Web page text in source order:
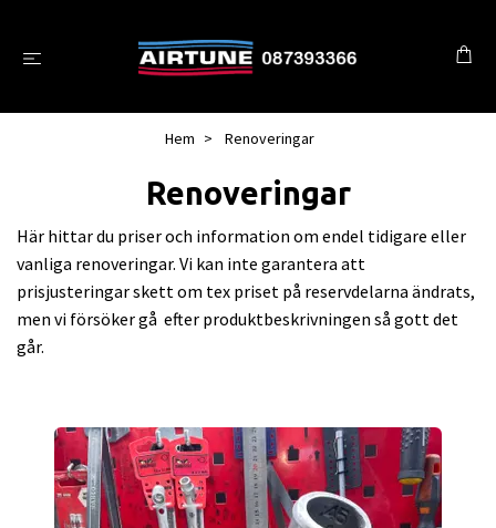
Hem Renoveringar
Renoveringar
Här hittar du priser och information om endel tidigare eller
vanliga renoveringar. Vi kan inte garantera att
prisjusteringar skett om tex priset på reservdelarna ändrats,
men vi försöker gå efter produktbeskrivningen så gott det
går.